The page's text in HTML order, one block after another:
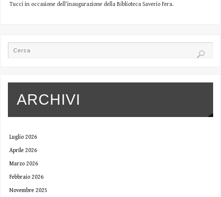
Tucci in occasione dell’inaugurazione della Biblioteca Saverio Fera.
ARCHIVI
Luglio 2026
Aprile 2026
Marzo 2026
Febbraio 2026
Novembre 2025